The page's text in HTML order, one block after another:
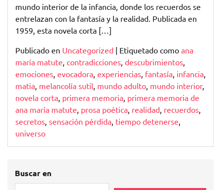
mundo interior de la infancia, donde los recuerdos se
entrelazan con la fantasía y la realidad. Publicada en
1959, esta novela corta […]
Publicado en Uncategorized | Etiquetado como ana
maría matute, contradicciones, descubrimientos,
emociones, evocadora, experiencias, fantasía, infancia,
matia, melancolía sutil, mundo adulto, mundo interior,
novela corta, primera memoria, primera memoria de
ana maría matute, prosa poética, realidad, recuerdos,
secretos, sensación pérdida, tiempo detenerse,
universo
Buscar en